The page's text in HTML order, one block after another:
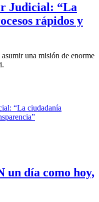
Judicial: “La
rápidos y
una misión de enorme
un día como hoy,